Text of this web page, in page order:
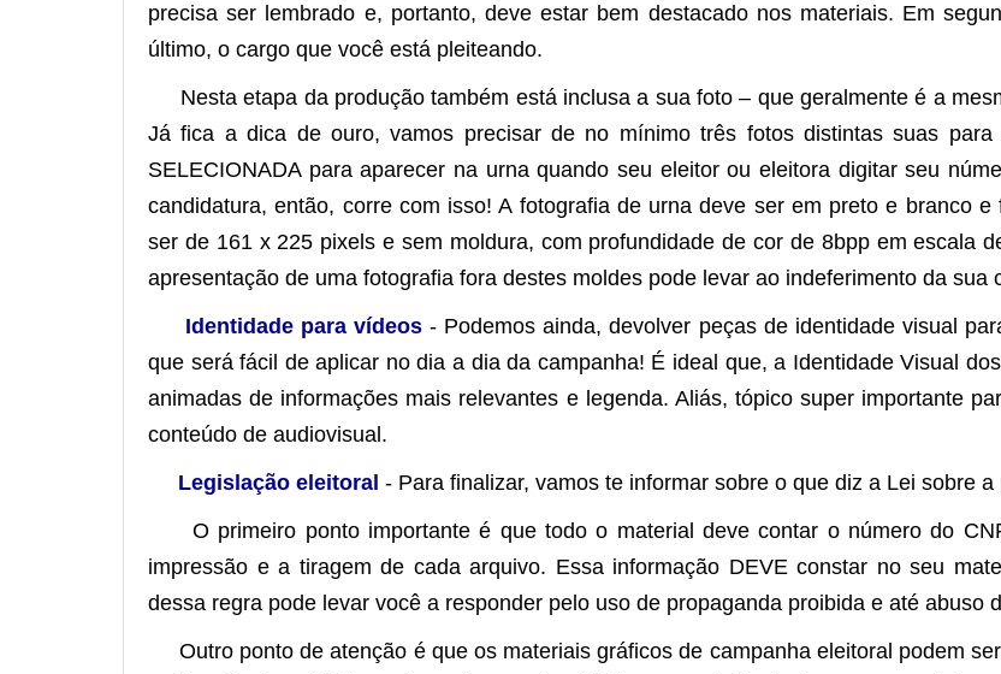
precisa ser lembrado e, portanto, deve estar bem destacado nos materiais. Em
último, o cargo que você está pleiteando.
Nesta etapa da produção também está inclusa a sua foto – que geralmente é a
Já fica a dica de ouro, vamos precisar de no mínimo três fotos distintas suas
SELECIONADA para aparecer na urna quando seu eleitor ou eleitora digitar seu
candidatura, então, corre com isso! A fotografia de urna deve ser em preto e branco
ser de 161 x 225 pixels e sem moldura, com profundidade de cor de 8bpp em escala
apresentação de uma fotografia fora destes moldes pode levar ao indeferimento da sua
Identidade para vídeos- Podemos ainda, devolver peças de identidade visual
que será fácil de aplicar no dia a dia da campanha! É ideal que, a Identidade Visual
animadas de informações mais relevantes e legenda. Aliás, tópico super importante
conteúdo de audiovisual.
Legislação eleitoral - Para finalizar, vamos te informar sobre o que diz a Lei sobre
O primeiro ponto importante é que todo o material deve contar o número do
impressão e a tiragem de cada arquivo. Essa informação DEVE constar no seu
dessa regra pode levar você a responder pelo uso de propaganda proibida e até abuso
Outro ponto de atenção é que os materiais gráficos de campanha eleitoral podem